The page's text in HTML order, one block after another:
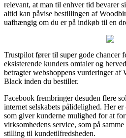
relevant, at man til enhver tid bevarer
altid kan påvise bestillingen af
uafhængig om du er på indkøb til en
Trustpilot fører til super gode chancer
eksisterende kunders omtaler og
betragter webshoppens vurderinger
Black inden du bestiller.
Facebook frembringer desuden flere
internet selskabets pålidelighed. Her
som giver kunderne mulighed for at
virksomhedens service, som på
stilling til kundetilfredsheden.